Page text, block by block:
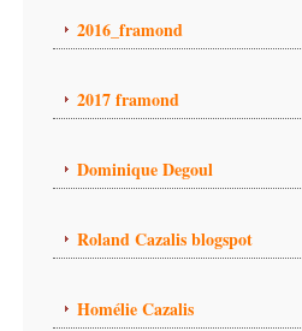
2016_framond
2017 framond
Dominique Degoul
Roland Cazalis blogspot
Homélie Cazalis